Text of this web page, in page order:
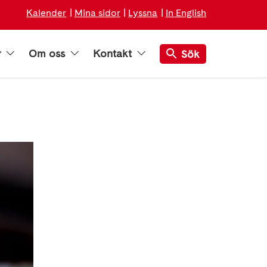
Kalender Mina sidor Lyssna In English
Om oss Kontakt Sök